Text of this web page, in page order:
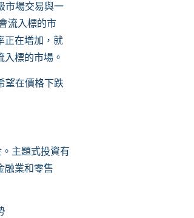
市場交易與一
流入標的市
正在增加，就
標的市場。
望在價格下跌
主題式投資有
融業和零售